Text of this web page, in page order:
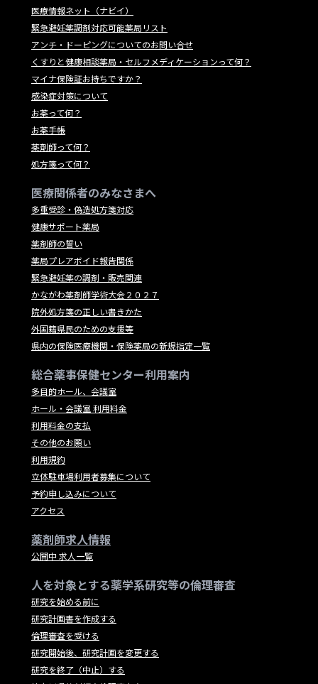
医療情報ネット（ナビイ）
緊急避妊薬調剤対応可能薬局リスト
アンチ・ドーピングについてのお問い合せ
くすりと健康相談薬局・セルフメディケーションって何？
マイナ保険証お持ちですか？
感染症対策について
お薬って何？
お薬手帳
薬剤師って何？
処方箋って何？
医療関係者のみなさまへ
多重受診・偽造処方箋対応
健康サポート薬局
薬剤師の誓い
薬局プレアボイド報告関係
緊急避妊薬の調剤・販売関連
かながわ薬剤師学術大会２０２７
院外処方箋の正しい書きかた
外国籍県民のための支援等
県内の保険医療機関・保険薬局の新規指定一覧
総合薬事保健センター利用案内
多目的ホール、会議室
ホール・会議室 利用料金
利用料金の支払
その他のお願い
利用規約
立体駐車場利用者募集について
予約申し込みについて
アクセス
薬剤師求人情報
公開中 求人一覧
人を対象とする薬学系研究等の倫理審査
研究を始める前に
研究計画書を作成する
倫理審査を受ける
研究開始後、研究計画を変更する
研究を終了（中止）する